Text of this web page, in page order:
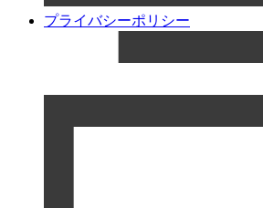
プライバシーポリシー